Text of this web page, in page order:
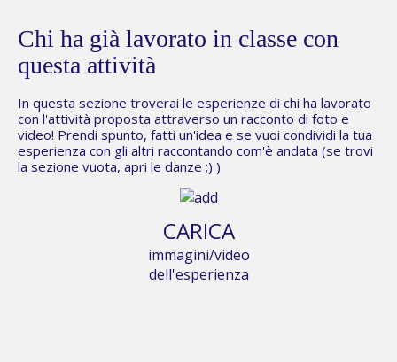
Chi ha già lavorato in classe con
questa attività
In questa sezione troverai le esperienze di chi ha lavorato
con l'attività proposta attraverso un racconto di foto e
video! Prendi spunto, fatti un'idea e se vuoi condividi la tua
esperienza con gli altri raccontando com'è andata (se trovi
la sezione vuota, apri le danze ;) )
CARICA
immagini/video
dell'esperienza